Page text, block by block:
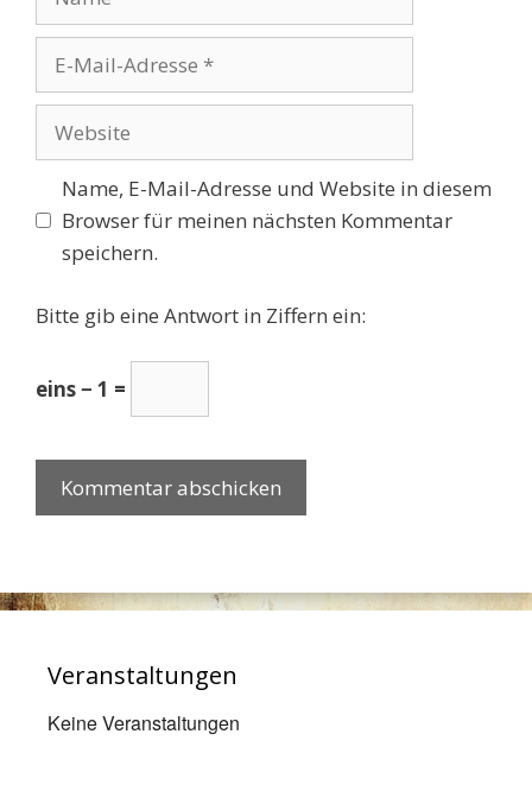
Website
Name, E-Mail-Adresse und Website in diesem
Browser für meinen nächsten Kommentar
speichern.
Bitte gib eine Antwort in Ziffern ein:
eins − 1 =
Veranstaltungen
Keine Veranstaltungen